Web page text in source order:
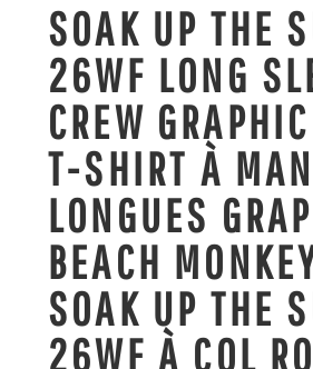
SOAK UP THE
26WF LONG
CREW
T-SHIRT À
LONGUES
BEACH
SOAK UP THE
26WF À COL